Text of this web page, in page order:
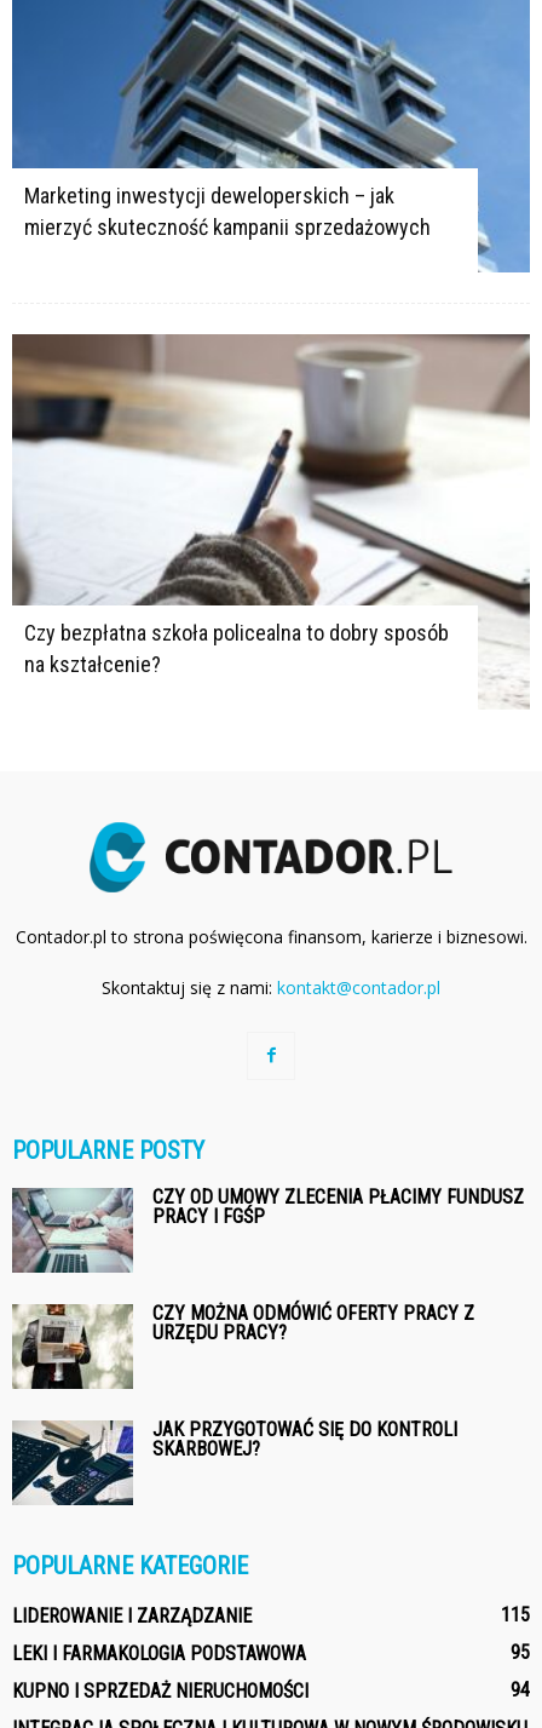
Marketing inwestycji deweloperskich – jak
mierzyć skuteczność kampanii sprzedażowych
Czy bezpłatna szkoła policealna to dobry sposób
na kształcenie?
Contador.pl to strona poświęcona finansom, karierze i biznesowi.
Skontaktuj się z nami: kontakt@contador.pl
POPULARNE POSTY
CZY OD UMOWY ZLECENIA PŁACIMY FUNDUSZ
PRACY I FGŚP
CZY MOŻNA ODMÓWIĆ OFERTY PRACY Z
URZĘDU PRACY?
JAK PRZYGOTOWAĆ SIĘ DO KONTROLI
SKARBOWEJ?
POPULARNE KATEGORIE
LIDEROWANIE I ZARZĄDZANIE
115
LEKI I FARMAKOLOGIA PODSTAWOWA
95
KUPNO I SPRZEDAŻ NIERUCHOMOŚCI
94